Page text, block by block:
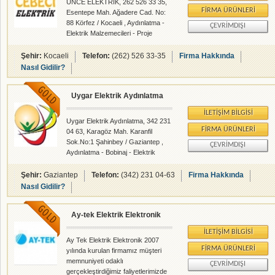
ÜNCE ELEKTRİK, 262 526 33 35,
Esentepe Mah. Ağadere Cad. No:
88 Körfez / Kocaeli , Aydınlatma -
Elektrik Malzemecileri - Proje
Taahhüt Montaj - rehberalem.com
alanlarında faliyet gösteren
firmamızdır.
FIRMA ÜRÜNLERI
ÇEVRIMDIŞI
Şehir:Kocaeli Telefon:(262) 526 33-35
Firma Hakkında
Nasıl Gidilir?
Uygar Elektrik Aydınlatma
Uygar Elektrik Aydınlatma, 342 231
04 63, Karagöz Mah. Karanfil
Sok.No:1 Şahinbey / Gaziantep ,
Aydınlatma - Bobinaj - Elektrik
Malzemecileri - Elektrik Tamircileri -
Proje Taahhüt Montaj -
rehberalem.com alanlarında faliyet
gösteren firmamızdır.
İLETIŞIM BILGISI
FIRMA ÜRÜNLERI
ÇEVRIMDIŞI
Şehir:Gaziantep Telefon:(342) 231 04-63
Firma Hakkında
Nasıl Gidilir?
Ay-tek Elektrik Elektronik
Ay Tek Elektrik Elektronik 2007
yılında kurulan firmamız müşteri
memnuniyeti odaklı
gerçekleştirdiğimiz faliyetlerimizde
İLETIŞIM BILGISI
FIRMA ÜRÜNLERI
ÇEVRIMDIŞI